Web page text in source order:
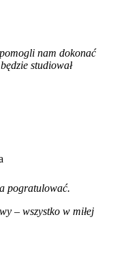
nam dokonać
studiował
pogratulować.
– wszystko w miłej